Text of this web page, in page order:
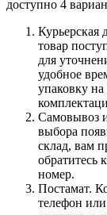
доступно 4
Курьерская
товар
для
удобное
упаковку на
Самовывоз
выбора
склад, вам
обратитесь
номер.
Постамат.
телефон